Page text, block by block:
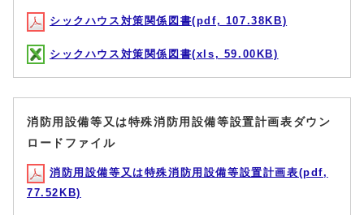
シックハウス対策関係図書(pdf, 107.38KB)
シックハウス対策関係図書(xls, 59.00KB)
消防用設備等又は特殊消防用設備等設置計画表ダウン
ロードファイル
消防用設備等又は特殊消防用設備等設置計画表(pdf,
77.52KB)